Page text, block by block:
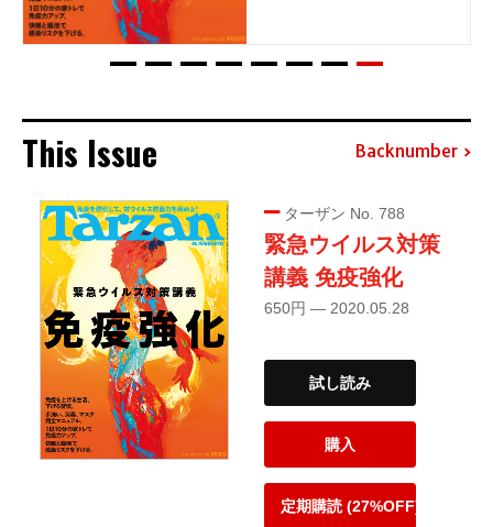
This Issue Backnumber
ターザン No. 788
緊急ウイルス対策
講義 免疫強化
650円 — 2020.05.28
試し読み
購入
定期購読 (27%OFF)